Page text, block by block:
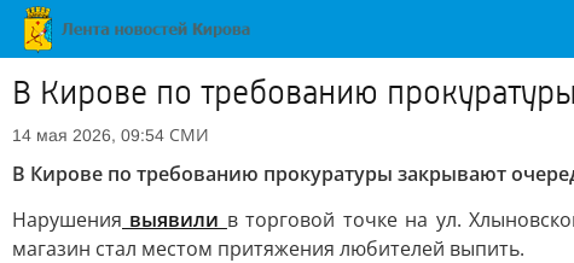
В Кирове по требованию
14 мая 2026, 09:54 СМИ
В Кирове по требованию прокуратуры закрывают
Нарушения выявили в торговой точке на ул.
магазин стал местом притяжения любителей выпить.